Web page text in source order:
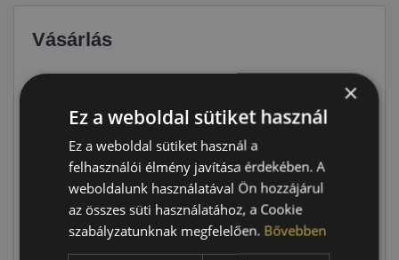
Vásárlás
23 690 Ft
Raktáron:
94 760 Ft
Kosárba
×
Ez a weboldal sütiket használ
Ez a weboldal sütiket használ a
felhasználói élmény javítása érdekében. A
weboldalunk használatával Ön hozzájárul
az összes süti használatához, a Cookie
szabályzatunknak megfelelően. Bővebben